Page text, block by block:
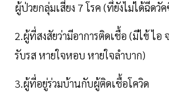
ผู้ป่วยกลุ่มเสี่ยง 7 โรค (ที่ยังไม่ได้ฉีดวั
2.ผู้ที่สงสัยว่ามีอาการติดเชื้อ (มีไข้ ไอ
รับรส หายใจหอบ หายใจลำบาก)
3.ผู้ที่อยู่ร่วมบ้านกับผู้ติดเชื้อโควิด